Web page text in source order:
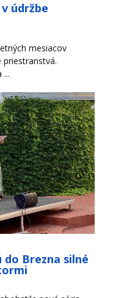
údržbe
mesiacov
...
Brezna silné